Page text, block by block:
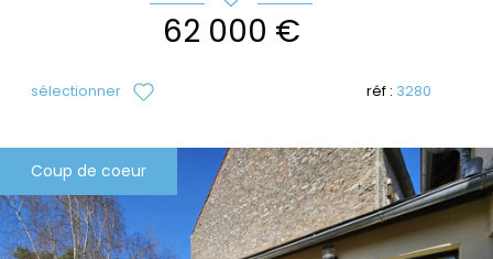
62 000 €
sélectionner réf : 3280
Coup de coeur